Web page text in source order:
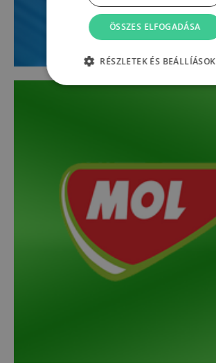
ÖSSZES ELFOGADÁSA
RÉSZLETEK ÉS BEÁLLÍÁSOK